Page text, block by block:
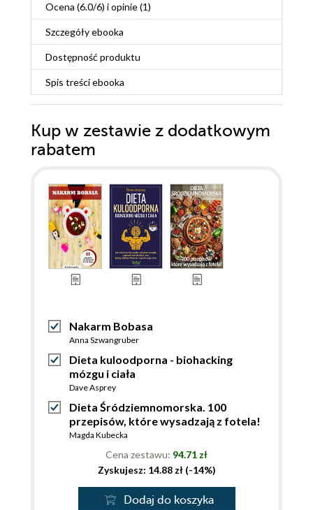
Ocena (6.0/6) i opinie (1)
Szczegółyebooka
Dostępność produktu
Spis treściebooka
Kup w zestawie z dodatkowym
rabatem
Nakarm Bobasa
Anna Szwangruber
Dieta kuloodporna - biohacking
mózgu i ciała
Dave Asprey
Dieta Śródziemnomorska. 100
przepisów, które wysadzają z fotela!
Magda Kubecka
Cena zestawu: 94.71 zł
Zyskujesz: 14.88 zł (-14%)
Dodaj do koszyka